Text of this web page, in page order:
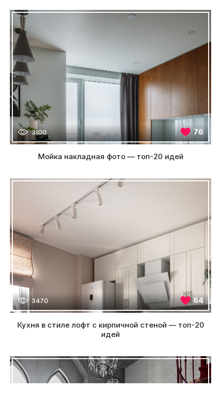
3100 76
Мойка накладная фото — топ-20 идей
3470 64
Кухня в стиле лофт с кирпичной стеной — топ-20
идей